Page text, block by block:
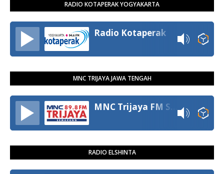
RADIO KOTAPERAK YOGYAKARTA
Radio Kotaperak
MNC TRIJAYA JAWA TENGAH
RADIO ELSHINTA